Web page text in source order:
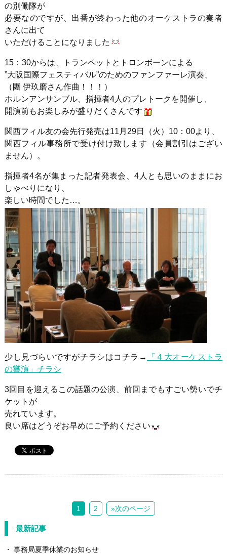
の別働隊が
必要なのですが、出番が終わった他のオーケストラの奏者
さんに出て
いただけることになりました
15：30からは、トランペットとトロンボーンによる
”大阪国際フェスティバル”のためのファンファーレ演奏、
（團 伊玖磨さん作曲！！！）
ホルンアンサンブル、指揮者4人のプレトークを開催し、
開演前もお楽しみが盛りだくさんです
関西フィル友の会先行発売は11月29日（火）10：00より、
関西フィル事務所で受け付け致します（会員割引はござい
ません）。
指揮者4名が集まった記者発表会、4人とも思いのままにお
しゃべりになり、
楽しい時間でした…。
少し見づらいですがチラシはコチラ→
「４大オーケストラ
の響演」チラシ
3回目を迎えるこの話題の公演、前回までもすごい勢いでチ
ケットが
売れています。
良い席はどうぞお早めにご予約ください
1 2 »次のページ
最新記事
事務局夏季休業のお知らせ